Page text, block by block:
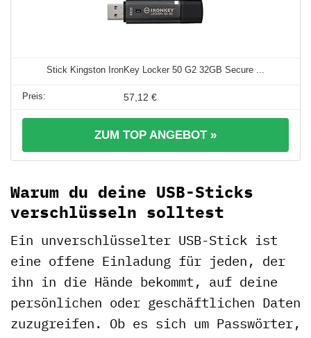
Stick Kingston IronKey Locker 50 G2 32GB Secure ...
57,12 €
ZUM TOP ANGEBOT »
Warum du deine USB-Sticks
verschlüsseln solltest
Ein unverschlüsselter USB-Stick ist
eine offene Einladung für jeden, der
ihn in die Hände bekommt, auf deine
persönlichen oder geschäftlichen Daten
zuzugreifen. Ob es sich um Passwörter,